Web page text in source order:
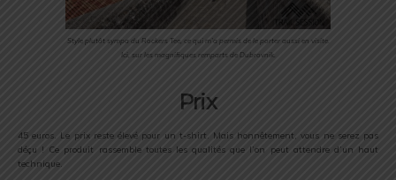
Style plutôt sympa du Rockers Tee, ce qui m’a permis de le porter aussi en visite.
Ici, sur les magnifiques remparts de Dubrovnik.
Prix
45 euros. Le prix reste élevé pour un t-shirt. Mais honnêtement, vous ne serez pas
déçu ! Ce produit rassemble toutes les qualités que l’on peut attendre d’un haut
technique.